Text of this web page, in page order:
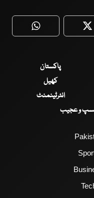
WhatsApp
پاکستان
کھیل
انٹرٹینمنٹ
و عجیب